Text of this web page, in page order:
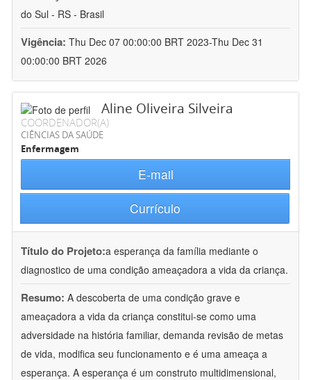
do Sul - RS - Brasil
Vigência: Thu Dec 07 00:00:00 BRT 2023-Thu Dec 31
00:00:00 BRT 2026
Aline Oliveira Silveira
COORDENADOR(A)
CIÊNCIAS DA SAÚDE
Enfermagem
E-mail
Currículo
Título do Projeto:a esperança da família mediante o
diagnostico de uma condição ameaçadora a vida da criança.
Resumo: A descoberta de uma condição grave e
ameaçadora a vida da criança constitui-se como uma
adversidade na história familiar, demanda revisão de metas
de vida, modifica seu funcionamento e é uma ameaça a
esperança. A esperança é um construto multidimensional,